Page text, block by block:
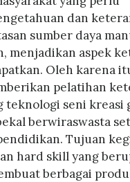
dan
sumber daya
menjadikan aspek
Oleh karena
pelatihan
teknologi seni kreasi
berwiraswasta
Tujuan
hard skill yang
berbagai